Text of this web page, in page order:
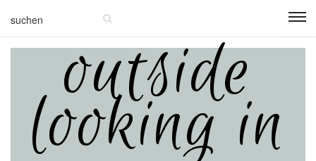
outside
looking in